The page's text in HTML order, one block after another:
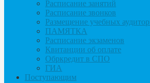
Расписание занятий
Расписание звонков
Размещение учебных
ПАМЯТКА
Расписание экзаменов
Квитанции об оплате
Обркредит в СПО
ГИА
Поступающим